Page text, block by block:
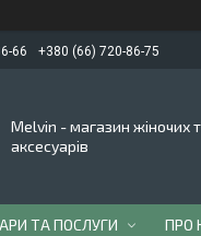
66 +380 (66) 720-86-75
Melvin - магазин жіночих
аксесуарів
ТА ПОСЛУГИ ПРО